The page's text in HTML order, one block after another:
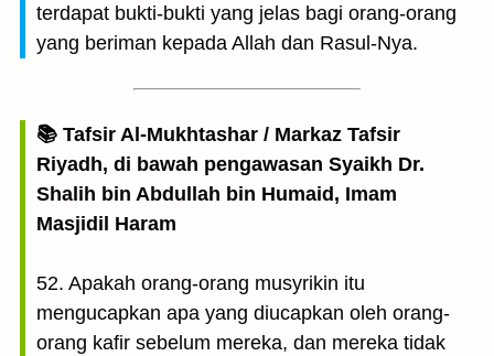
terdapat bukti-bukti yang jelas bagi orang-orang
yang beriman kepada Allah dan Rasul-Nya.
📚 Tafsir Al-Mukhtashar / Markaz Tafsir
Riyadh, di bawah pengawasan Syaikh Dr.
Shalih bin Abdullah bin Humaid, Imam
Masjidil Haram
52. Apakah orang-orang musyrikin itu
mengucapkan apa yang diucapkan oleh orang-
orang kafir sebelum mereka, dan mereka tidak